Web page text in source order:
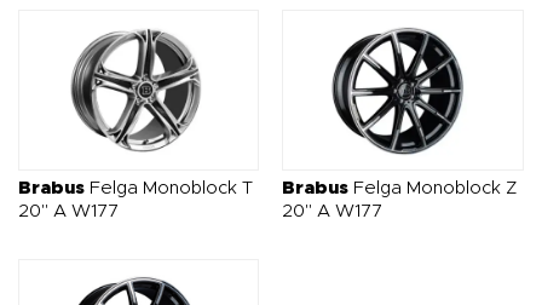
Brabus Felga Monoblock T
20" A W177
Brabus Felga Monoblock Z
20" A W177